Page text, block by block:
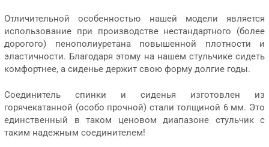
Отличительной особенностью нашей модели является
использование при производстве нестандартного (более
дорогого) пенополиуретана повышенной плотности и
эластичности. Благодаря этому на нашем стульчике сидеть
комфортнее, а сиденье держит свою форму долгие годы.
Соединитель спинки и сиденья изготовлен из
горячекатанной (особо прочной) стали толщиной 6 мм. Это
единственный в таком ценовом диапазоне стульчик с
таким надежным соединителем!